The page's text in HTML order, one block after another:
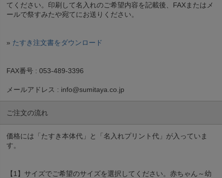
てください。印刷して名入れのご希望内容を記載後、FAXまたはメ
ールで祭すみたや宛てにお送りください。
» たすき注文書をダウンロード
FAX番号 : 053-489-3396
メールアドレス : info@sumitaya.co.jp
ご注文の流れ
価格には「たすき本体代」と「名入れプリント代」が入っていま
す。
【1】サイズでご希望のサイズを選択してください。赤ちゃん～幼